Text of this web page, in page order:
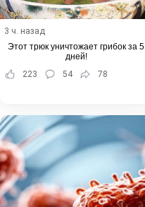
3 ч. назад
Этот трюк уничтожает грибок за 5
дней!
223
54 78